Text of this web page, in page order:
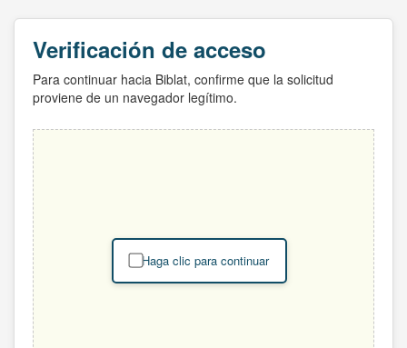
Verificación de acceso
Para continuar hacia Biblat, confirme que la solicitud
proviene de un navegador legítimo.
Haga clic para continuar